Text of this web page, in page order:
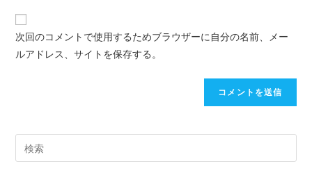
次回のコメントで使用するためブラウザーに自分の名前、メー
ルアドレス、サイトを保存する。